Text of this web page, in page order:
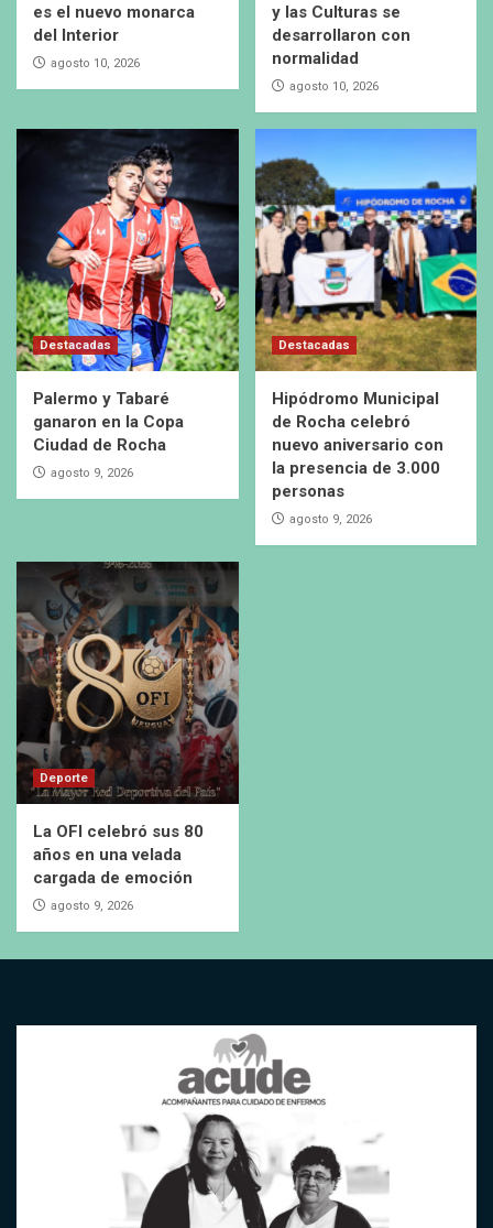
es el nuevo monarca
del Interior
agosto 10, 2026
y las Culturas se
desarrollaron con
normalidad
agosto 10, 2026
Destacadas
Palermo y Tabaré
ganaron en la Copa
Ciudad de Rocha
agosto 9, 2026
Destacadas
Hipódromo Municipal
de Rocha celebró
nuevo aniversario con
la presencia de 3.000
personas
agosto 9, 2026
Deporte
La OFI celebró sus 80
años en una velada
cargada de emoción
agosto 9, 2026